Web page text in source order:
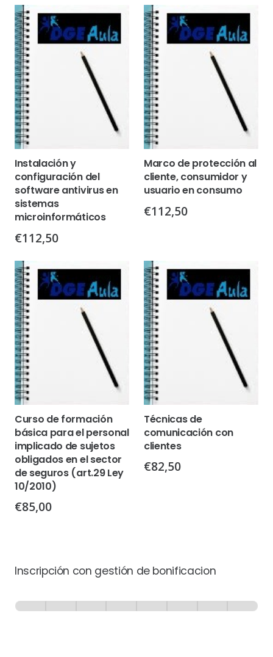
Instalación y
configuración del
software antivirus en
sistemas
microinformáticos
€112,50
Marco de protección al
cliente, consumidor y
usuario en consumo
€112,50
Curso de formación
básica para el personal
implicado de sujetos
obligados en el sector
de seguros (art.29 Ley
10/2010)
€85,00
Técnicas de
comunicación con
clientes
€82,50
Inscripción con gestión de bonificacion
-